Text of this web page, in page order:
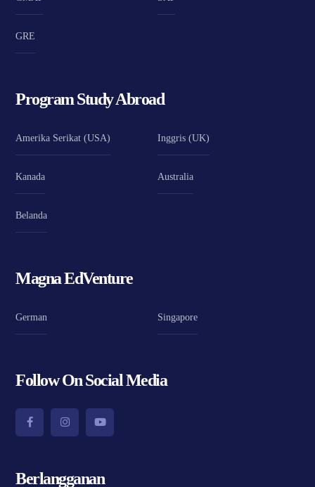
GRE
Program Study Abroad
Amerika Serikat (USA) Inggris (UK)
Kanada Australia
Belanda
Magna EdVenture
German Singapore
Follow On Social Media
Berlangganan